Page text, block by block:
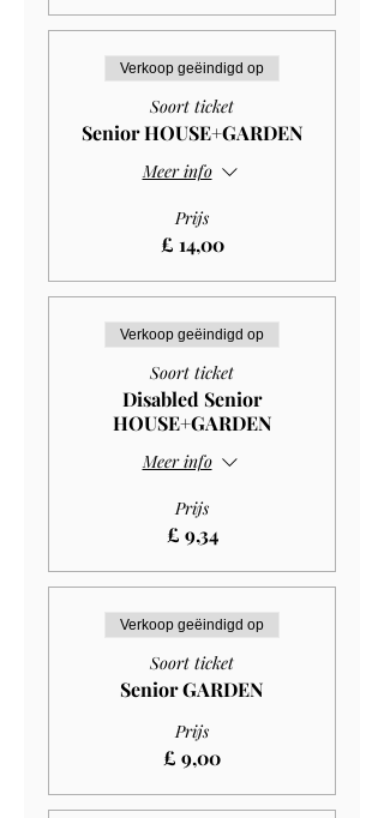
Verkoop geëindigd op
Soort ticket
Senior HOUSE+GARDEN
Meer info
Prijs
£ 14,00
Verkoop geëindigd op
Soort ticket
Disabled Senior
HOUSE+GARDEN
Meer info
Prijs
£ 9,34
Verkoop geëindigd op
Soort ticket
Senior GARDEN
Prijs
£ 9,00